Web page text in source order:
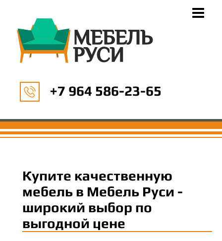
+7 964 586-23-65
Купите качественную
мебель в Мебель Руси -
широкий выбор по
выгодной цене